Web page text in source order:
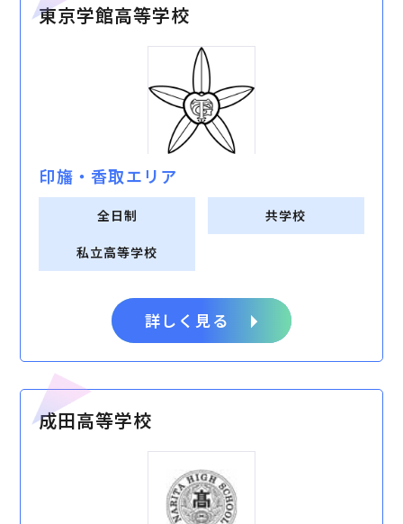
東京学館高等学校
印旛・⾹取エリア
全日制 共学校
私立高等学校
詳しく見る
成田高等学校